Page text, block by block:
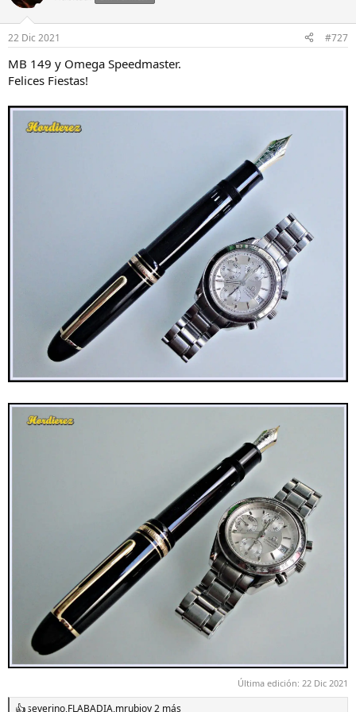
22 Dic 2021 #727
MB 149 y Omega Speedmaster.
Felices Fiestas!
Última edición: 22 Dic 2021
severino,FLABADIA,mrubioy 2 más